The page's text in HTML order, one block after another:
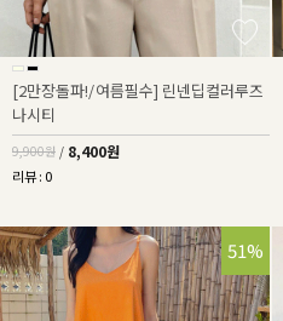
[2만장돌파!/여름필수] 린넨딥컬러루즈
나시티
9,900원 / 8,400원
리뷰 : 0
51%